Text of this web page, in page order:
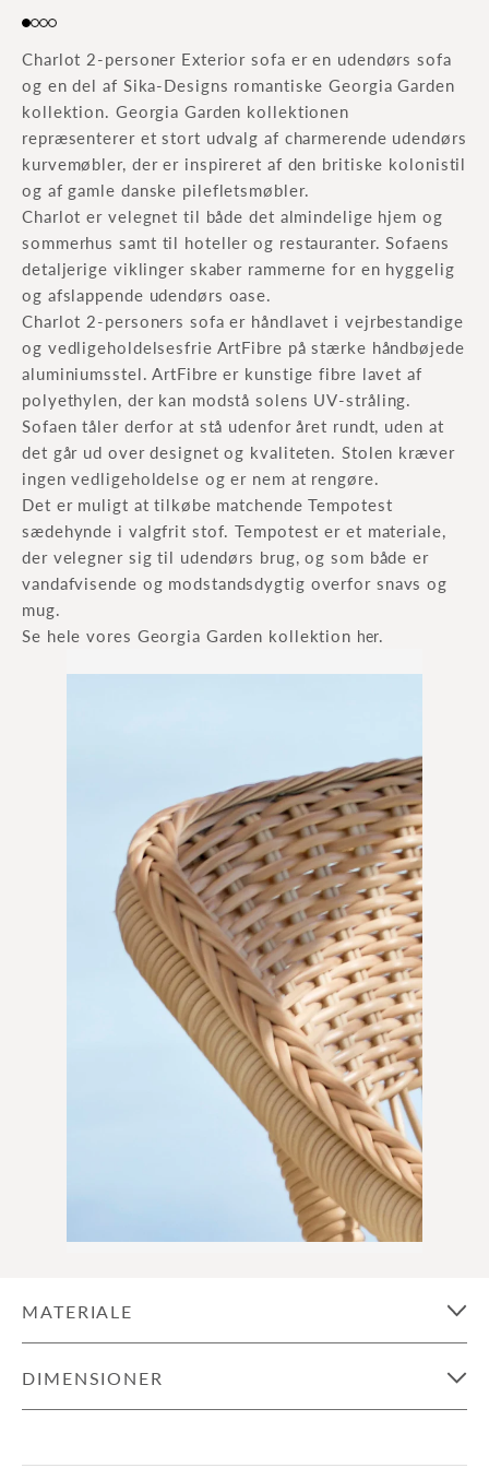
Go to item 1
Go to item 2
Go to item 3
Go to item 4
Charlot 2-personer Exterior sofa er en udendørs sofa
og en del af Sika-Designs romantiske Georgia Garden
kollektion. Georgia Garden kollektionen
repræsenterer et stort udvalg af charmerende udendørs
kurvemøbler, der er inspireret af den britiske kolonistil
og af gamle danske pilefletsmøbler.
Charlot er velegnet til både det almindelige hjem og
sommerhus samt til hoteller og restauranter. Sofaens
detaljerige viklinger skaber rammerne for en hyggelig
og afslappende udendørs oase.
Charlot 2-personers sofa er håndlavet i vejrbestandige
og vedligeholdelsesfrie ArtFibre på stærke håndbøjede
aluminiumsstel. ArtFibre er kunstige fibre lavet af
polyethylen, der kan modstå solens UV-stråling.
Sofaen tåler derfor at stå udenfor året rundt, uden at
det går ud over designet og kvaliteten. Stolen kræver
ingen vedligeholdelse og er nem at rengøre.
Det er muligt at tilkøbe matchende Tempotest
sædehynde i valgfrit stof. Tempotest er et materiale,
der velegner sig til udendørs brug, og som både er
vandafvisende og modstandsdygtig overfor snavs og
mug.
Se hele vores Georgia Garden kollektion her
MATERIALE
DIMENSIONER